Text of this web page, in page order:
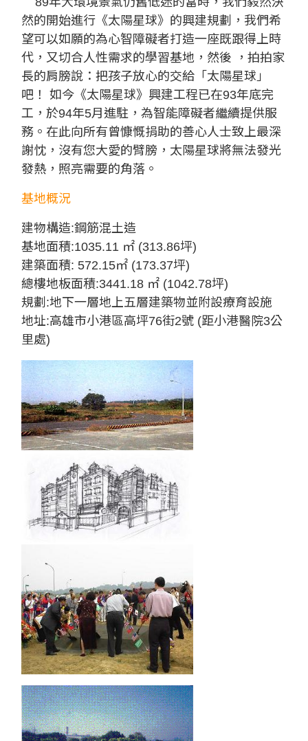
然的開始進行《太陽星球》的興建規劃，我們希
望可以如願的為心智障礙者打造一座既跟得上時
代，又切合人性需求的學習基地，然後 ，拍拍家
長的肩膀說：把孩子放心的交給「太陽星球」
吧！ 如今《太陽星球》興建工程已在93年底完
工，於94年5月進駐，為智能障礙者繼續提供服
務。在此向所有曾慷慨捐助的善心人士致上最深
謝忱，沒有您大愛的臂膀，太陽星球將無法發光
發熱，照亮需要的角落。
基地概況
建物構造:鋼筋混土造
基地面積:1035.11 ㎡ (313.86坪)
建築面積: 572.15㎡ (173.37坪)
總樓地板面積:3441.18 ㎡ (1042.78坪)
規劃:地下一層地上五層建築物並附設療育設施
地址:高雄市小港區高坪76街2號 (距小港醫院3公
里處)